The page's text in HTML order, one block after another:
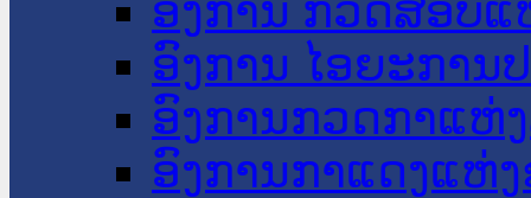
ອົງການ ກວດສອບແ
ອົງການ ໄອຍະການ
ອົງການກວດກາແຫ່
ອົງການກາແດງແຫ່